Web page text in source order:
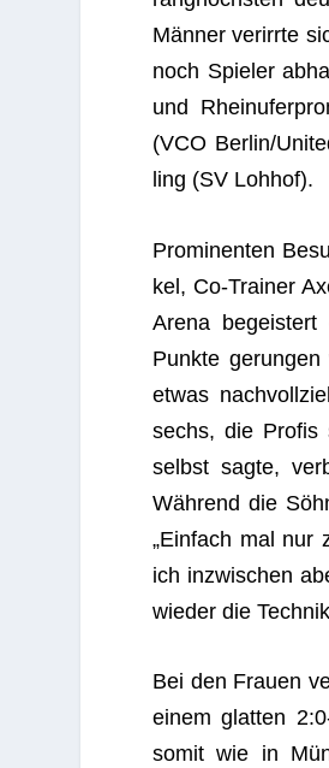
Män­ner ver­irrte
noch Spie­ler
und
(VCO Berlin/
ling (SV Lohhof).
Pro­mi­nen­ten
kel, Co-Trai­ner
Arena
Punkte
etwas
sechs, die Pro­fis
selbst sagte,
Wäh­rend die
„Ein­fach mal nur
ich inzwi­schen
wie­der die
Bei den Frauen
einem glat­ten
somit wie in